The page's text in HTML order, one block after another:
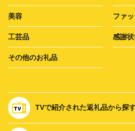
美容 ファ
工芸品 感謝
その他のお礼品
TVで紹介された返礼品から探